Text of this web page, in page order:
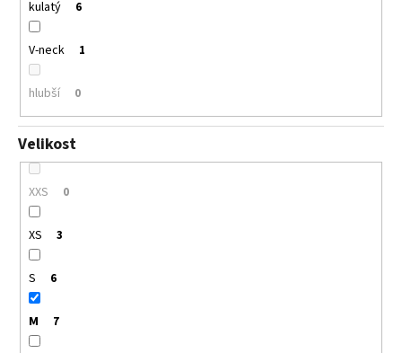
kulatý 6
V-neck 1
hlubší 0
Velikost
XXS 0
XS 3
S 6
M 7